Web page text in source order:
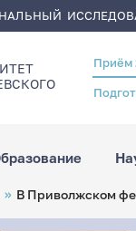
Header
menu
Приём
В Приволжском